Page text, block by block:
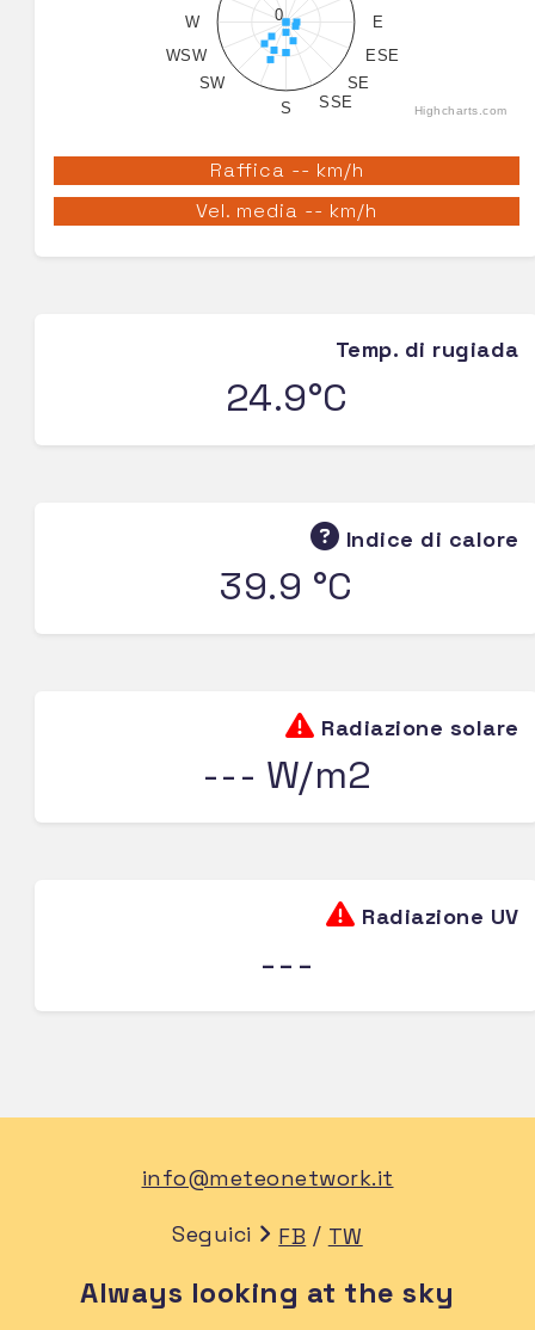
E
ESE
SE
SSE
S
SW
WSW
W 0
Highcharts.com
Raffica -- km/h
Vel. media -- km/h
Temp. di rugiada
24.9°C
Indice di calore
39.9 °C
Radiazione solare
--- W/m2
Radiazione UV
---
info@meteonetwork.it
Seguici FB / TW
Always looking at the sky